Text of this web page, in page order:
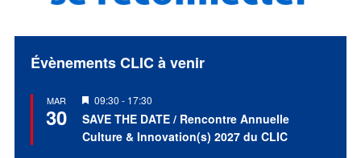
Évènements CLIC à venir
MAR
30
Mis
en
avant
09:30 - 17:30
SAVE THE DATE / Rencontre Annuelle
Culture & Innovation(s) 2027 du CLIC